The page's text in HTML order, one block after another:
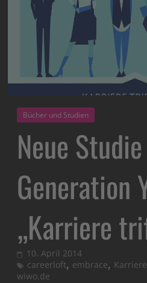
Bücher und Studien
Neue
Generation
„Karriere
10. April 2014
careerloft, embrace,
wiwo.de